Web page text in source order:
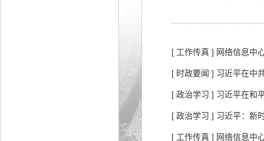
[ 工作传真 ] 网络信息中
[ 时政要闻 ] 习近平在中
[ 政治学习 ] 习近平在和
[ 政治学习 ] 习近平：新
[ 工作传真 ] 网络信息中